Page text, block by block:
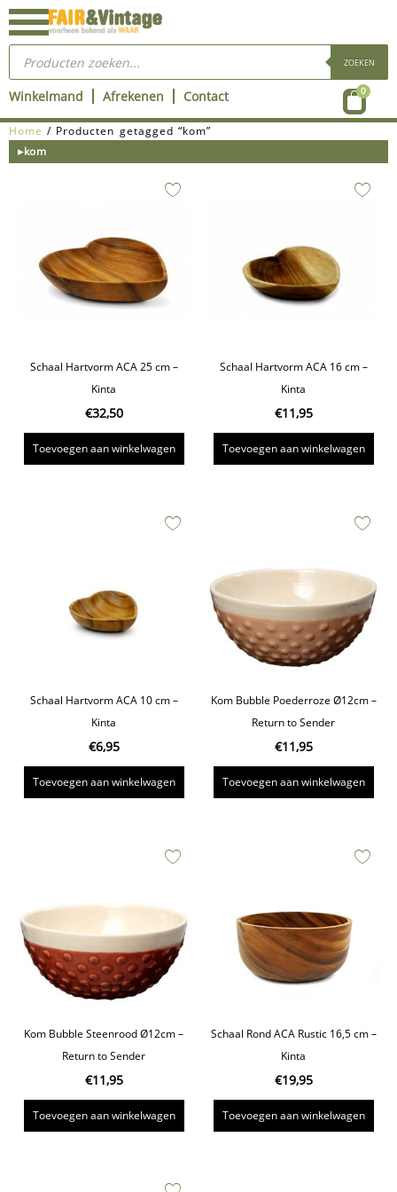
Ga
naar
inhoud
Producten
zoeken ZOEKEN
Winkelmand Afrekenen Contact 0
Home / Producten getagged “kom”
▸kom
Schaal Hartvorm ACA 25 cm –
Kinta
€32,50
Toevoegen aan winkelwagen
Schaal Hartvorm ACA 16 cm –
Kinta
€11,95
Toevoegen aan winkelwagen
Schaal Hartvorm ACA 10 cm –
Kinta
€6,95
Toevoegen aan winkelwagen
Kom Bubble Poederroze Ø12cm –
Return to Sender
€11,95
Toevoegen aan winkelwagen
Kom Bubble Steenrood Ø12cm –
Return to Sender
€11,95
Toevoegen aan winkelwagen
Schaal Rond ACA Rustic 16,5 cm –
Kinta
€19,95
Toevoegen aan winkelwagen